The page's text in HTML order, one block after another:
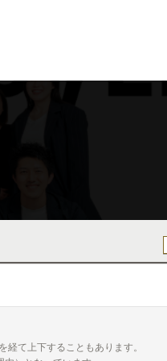
て上下することもあります。